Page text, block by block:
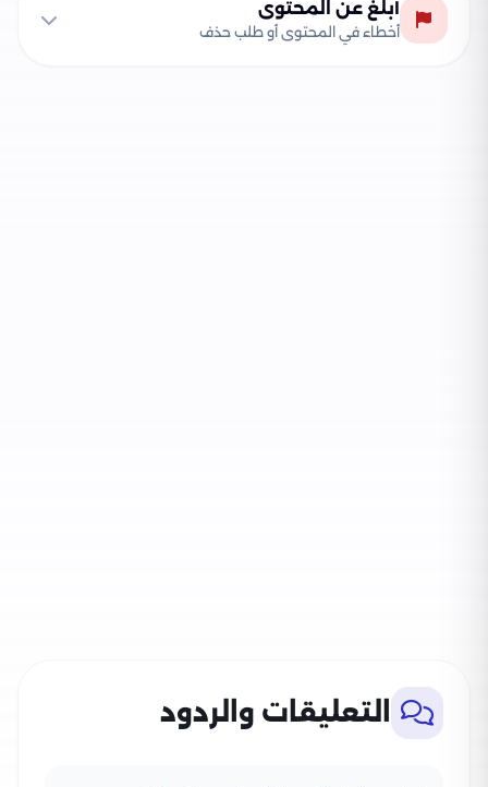
أبلغ عن المحتوى
أخطاء في المحتوى أو طلب حذف
التعليقات والردود